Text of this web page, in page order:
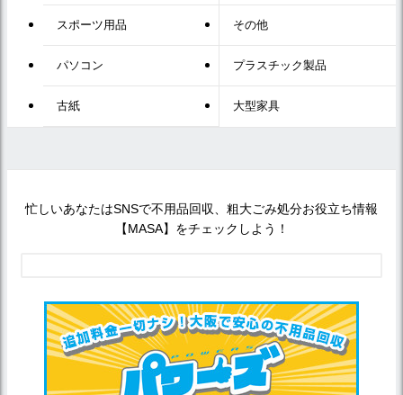
スポーツ用品 その他
パソコン プラスチック製品
古紙 大型家具
忙しいあなたはSNSで不用品回収、粗大ごみ処分お役立ち情報
【MASA】をチェックしよう！